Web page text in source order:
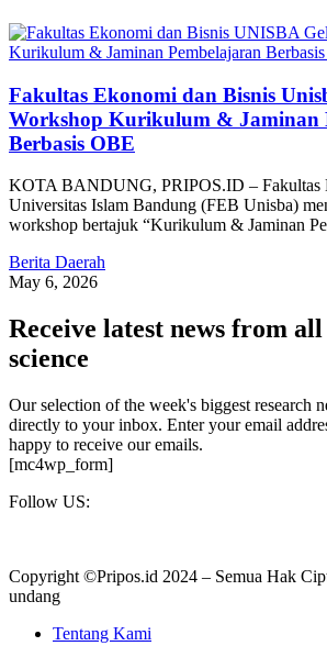
Fakultas Ekonomi dan Bisnis
Workshop Kurikulum & Jaminan
Berbasis OBE
KOTA BANDUNG, PRIPOS.ID – Fakultas
Universitas Islam Bandung (FEB Unisba)
workshop bertajuk “Kurikulum & Jaminan
Berita Daerah
May 6, 2026
Receive latest news from
science
Our selection of the week's biggest research
directly to your inbox. Enter your email
happy to receive our emails.
[mc4wp_form]
Follow US:
Copyright ©Pripos.id 2024 – Semua Hak
undang
Tentang Kami